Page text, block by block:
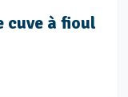
cuve à fioul